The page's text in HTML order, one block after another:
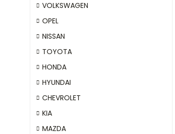
VOLKSWAGEN
OPEL
NISSAN
TOYOTA
HONDA
HYUNDAI
CHEVROLET
KIA
MAZDA